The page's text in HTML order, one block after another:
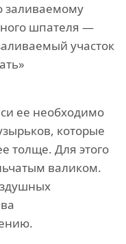
заливаемому
шпателя —
участок
ее необходимо
которые
толще. Для этого
валиком.